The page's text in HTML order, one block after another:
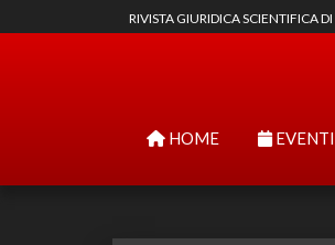
RIVISTA GIURIDICA SCIENTIFICA DI
HOME EVENTI